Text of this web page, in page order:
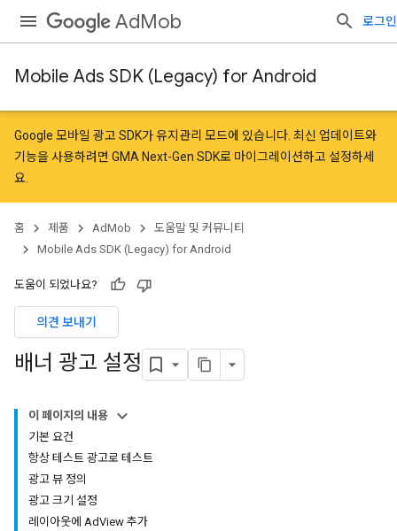
AdMob 로그인
Mobile Ads SDK (Legacy) for Android
Google 모바일 광고 SDK가 유지관리 모드에 있습니다. 최신 업데이트와
기능을 사용하려면 GMA Next-Gen SDK로 마이그레이션하고 설정하세
요.
홈 제품 AdMob
도움말 및 커뮤니티
Mobile Ads SDK (Legacy) for Android
도움이 되었나요?
의견 보내기
배너 광고 설정
이 페이지의 내용
기본 요건
항상 테스트 광고로 테스트
광고 뷰 정의
광고 크기 설정
레이아웃에 AdView 추가